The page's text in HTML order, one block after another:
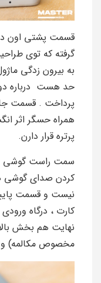
گرفته که توی
به بیرون زدگی
حد هست درباره
پرداخت . قسمت
همراه حسگر اثر
پرتره قرار دارن.
کردن صدای
نیست و قسمت
نهایت هم بخش
مخصوص مکالمه) و